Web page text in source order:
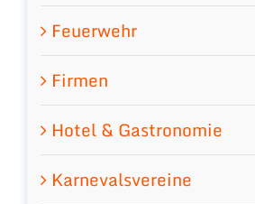
Feuerwehr
Firmen
Hotel & Gastronomie
Karnevalsvereine